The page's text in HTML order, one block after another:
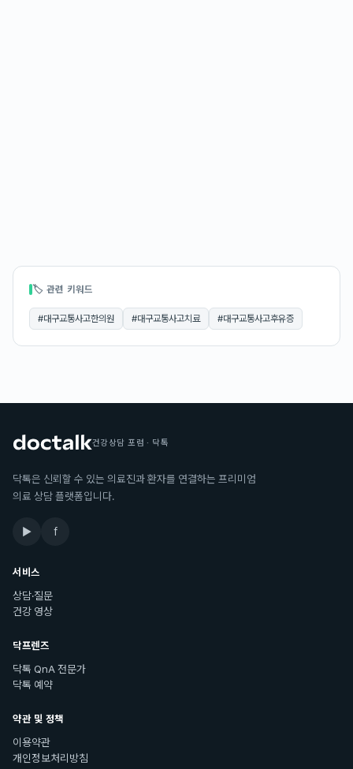
🏷 관련 키워드
#대구교통사고한의원 #대구교통사고치료 #대구교통사고후유증
건강상담 포럼 · 닥톡
닥톡은 신뢰할 수 있는 의료진과 환자를 연결하는 프리미엄
의료 상담 플랫폼입니다.
▶ f
서비스
상담·질문
건강 영상
닥프렌즈
닥톡 QnA 전문가
닥톡 예약
약관 및 정책
이용약관
개인정보처리방침